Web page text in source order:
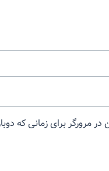
مرورگر برای زمانی که